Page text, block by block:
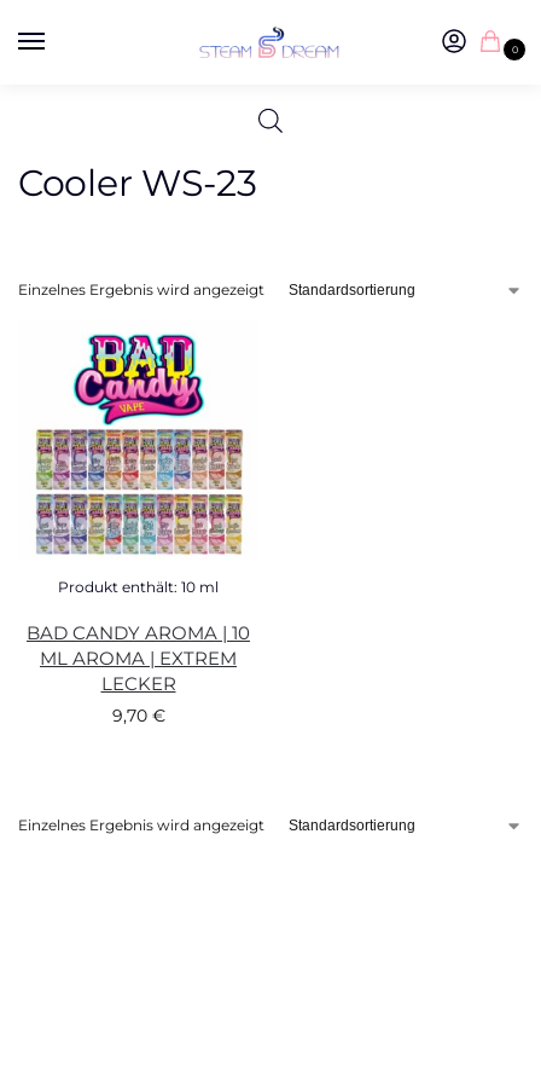
0
Cooler WS-23
Einzelnes Ergebnis wird angezeigt
Produkt enthält: 10 ml
BAD CANDY AROMA | 10
ML AROMA | EXTREM
LECKER
9,70 €
Einzelnes Ergebnis wird angezeigt